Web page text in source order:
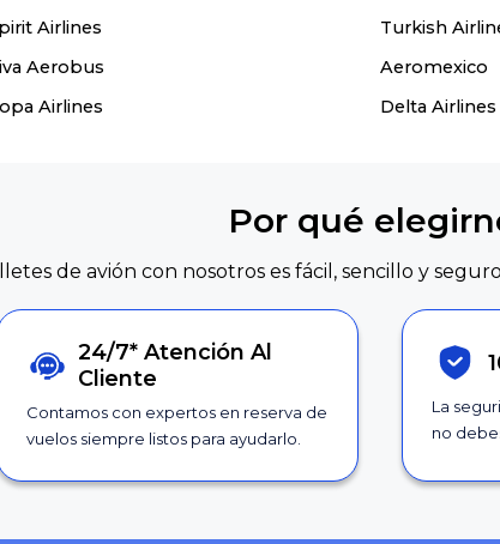
Airlines Turkish
Aerobus Aeromexico
Airlines Delta Airlines
Por qué
de avión con nosotros es fácil, sencillo y
24/7*Atención Al
Cliente
Contamos con expertos en reserva de
vuelos siempre listos para ayudarlo.
La
no